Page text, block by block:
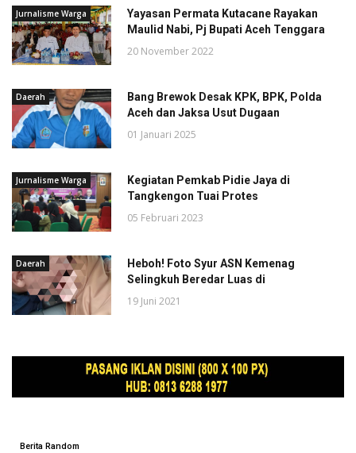
Jurnalisme Warga
Yayasan Permata Kutacane Rayakan
Maulid Nabi, Pj Bupati Aceh Tenggara
20 November 2022
Daerah
Bang Brewok Desak KPK, BPK, Polda
Aceh dan Jaksa Usut Dugaan
01 Januari 2025
Jurnalisme Warga
Kegiatan Pemkab Pidie Jaya di
Tangkengon Tuai Protes
05 Februari 2023
Daerah
Heboh! Foto Syur ASN Kemenag
Selingkuh Beredar Luas di
19 Juni 2021
Berita Random